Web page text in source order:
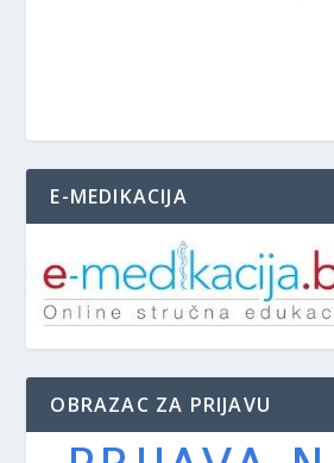
E-MEDIKACIJA
OBRAZAC ZA PRIJAVU